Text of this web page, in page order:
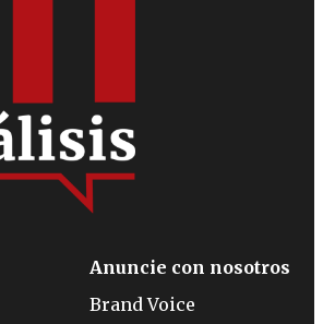
Anuncie con nosotros
Brand Voice